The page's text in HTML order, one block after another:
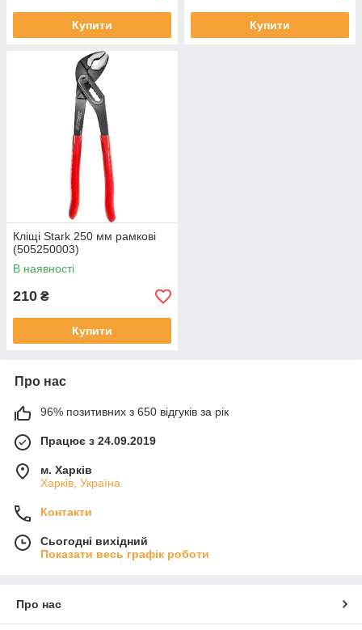
Купити Купити
Кліщі Stark 250 мм рамкові
(505250003)
В наявності
210 ₴
Купити
Про нас
96% позитивних з 650 відгуків за рік
Працює з 24.09.2019
м. Харків
Харків, Україна
Контакти
Сьогодні вихідний
Показати весь графік роботи
Про нас